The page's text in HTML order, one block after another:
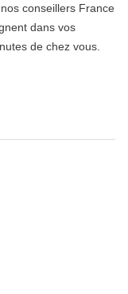
conseillers France
dans vos
de chez vous.